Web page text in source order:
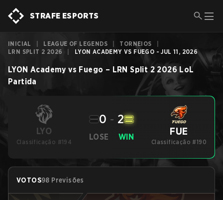
STRAFE ESPORTS
INICIAL LEAGUE OF LEGENDS TORNEIOS
LRN SPLIT 2 2026
LYON ACADEMY VS FUEGO - JUL 11, 2026
LYON Academy vs Fuego – LRN Split 2 2026 LoL
Partida
LYO
Classificação #194
LOSE
0 - 2
WIN FUE
Classificação #190
VOTOS98 Previsões